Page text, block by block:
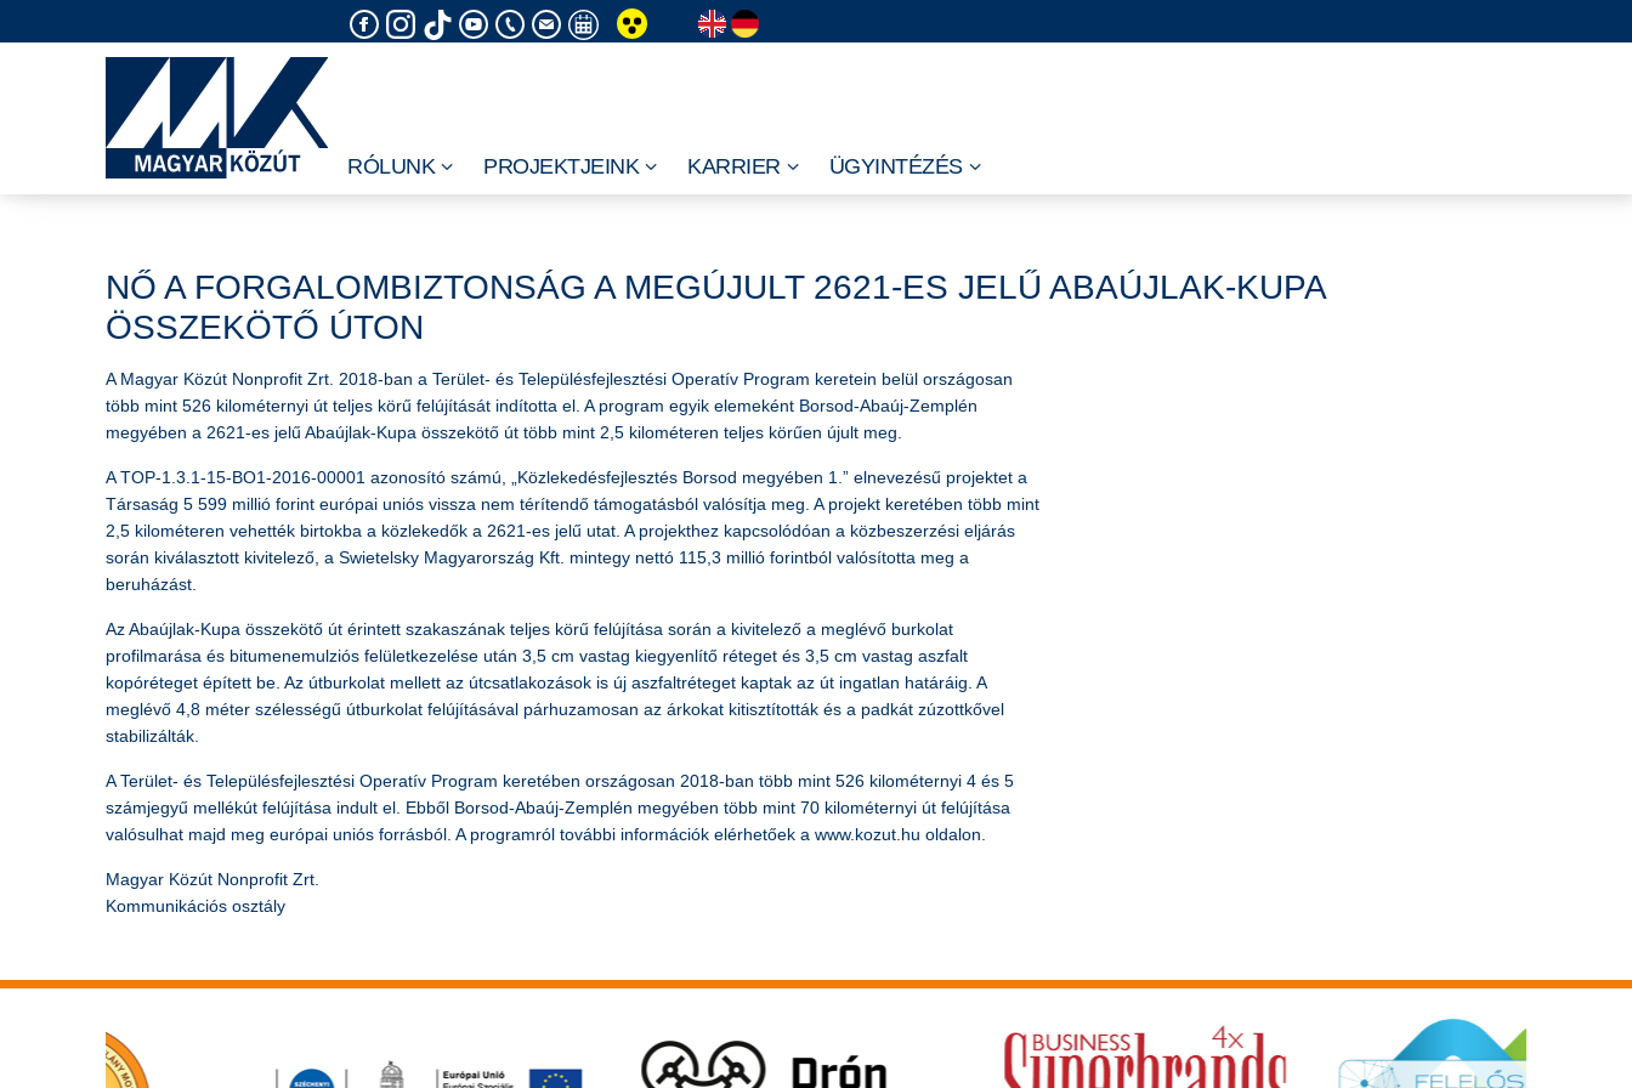
to
RÓLUNK PROJEKTJEINK KARRIER ÜGYINTÉZÉS
NŐ A FORGALOMBIZTONSÁG A MEGÚJULT 2621-ES JELŰ ABAÚJLAK-KUPA
ÖSSZEKÖTŐ ÚTON
A Magyar Közút Nonprofit Zrt. 2018-ban a Terület- és Településfejlesztési Operatív Program keretein belül országosan
több mint 526 kilométernyi út teljes körű felújítását indította el. A program egyik elemeként Borsod-Abaúj-Zemplén
megyében a 2621-es jelű Abaújlak-Kupa összekötő út több mint 2,5 kilométeren teljes körűen újult meg.
A TOP-1.3.1-15-BO1-2016-00001 azonosító számú, „Közlekedésfejlesztés Borsod megyében 1.” elnevezésű projektet a
Társaság 5 599 millió forint európai uniós vissza nem térítendő támogatásból valósítja meg. A projekt keretében több mint
2,5 kilométeren vehették birtokba a közlekedők a 2621-es jelű utat. A projekthez kapcsolódóan a közbeszerzési eljárás
során kiválasztott kivitelező, a Swietelsky Magyarország Kft. mintegy nettó 115,3 millió forintból valósította meg a
beruházást.
Az Abaújlak-Kupa összekötő út érintett szakaszának teljes körű felújítása során a kivitelező a meglévő burkolat
profilmarása és bitumenemulziós felületkezelése után 3,5 cm vastag kiegyenlítő réteget és 3,5 cm vastag aszfalt
kopóréteget épített be. Az útburkolat mellett az útcsatlakozások is új aszfaltréteget kaptak az út ingatlan határáig. A
meglévő 4,8 méter szélességű útburkolat felújításával párhuzamosan az árkokat kitisztították és a padkát zúzottkővel
stabilizálták.
A Terület- és Településfejlesztési Operatív Program keretében országosan 2018-ban több mint 526 kilométernyi 4 és 5
számjegyű mellékút felújítása indult el. Ebből Borsod-Abaúj-Zemplén megyében több mint 70 kilométernyi út felújítása
valósulhat majd meg európai uniós forrásból. A programról további információk elérhetőek a www.kozut.hu oldalon.
Magyar Közút Nonprofit Zrt.
Kommunikációs osztály